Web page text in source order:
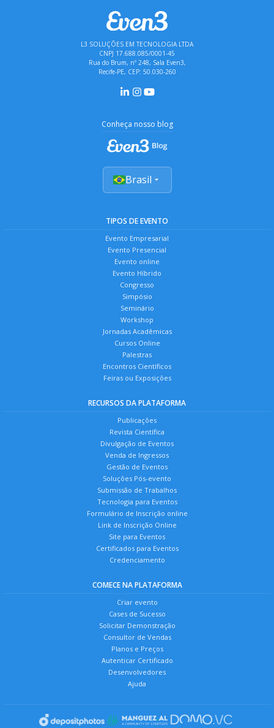
L3 SOLUÇÕES EM TECNOLOGIA LTDA
CNPJ 17.688.085/0001-45
Rua do Brum, nº 248, Sala Even3,
Recife-PE, CEP: 50.030-260
Conheça nosso blog
Brasil
TIPOS DE EVENTO
Evento Empresarial
Evento Presencial
Evento online
Evento Híbrido
Congresso
Simpósio
Seminário
Workshop
Jornadas Acadêmicas
Cursos Online
Palestras
Encontros Científicos
Feiras ou Exposições
RECURSOS DA PLATAFORMA
Publicações
Revista Científica
Divulgação de Eventos
Venda de Ingressos
Gestão de Eventos
Soluções Pós-evento
Submissão de Trabalhos
Tecnologia para Eventos
Formulário de Inscrição online
Link de Inscrição Online
Site para Eventos
Certificados para Eventos
Credenciamento
COMECE NA PLATAFORMA
Criar evento
Cases de Sucesso
Solicitar Demonstração
Consultor de Vendas
Planos e Preços
Autenticar Certificado
Desenvolvedores
Ajuda